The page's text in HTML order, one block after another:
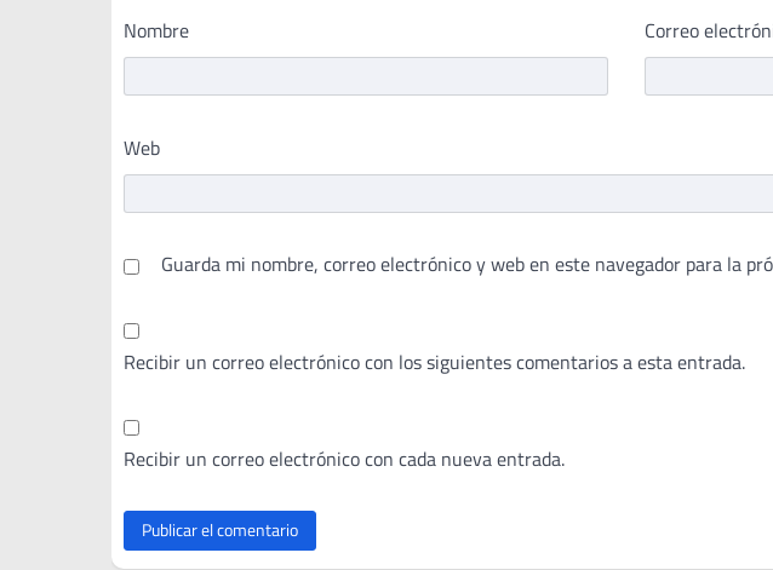
Nombre Correo
Web
Guarda mi nombre, correo electrónico y web en este navegador para la
Recibir un correo electrónico con los siguientes comentarios a esta entrada.
Recibir un correo electrónico con cada nueva entrada.